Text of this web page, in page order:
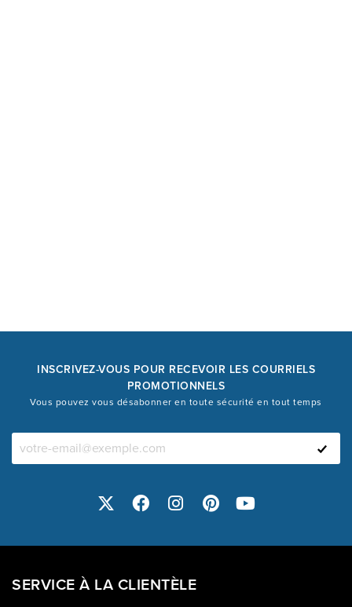
INSCRIVEZ-VOUS POUR RECEVOIR LES COURRIELS
PROMOTIONNELS
Vous pouvez vous désabonner en toute sécurité en tout temps
SERVICE À LA CLIENTÈLE